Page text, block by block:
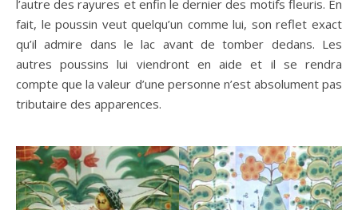
l’autre des rayures et enfin le dernier des motifs fleuris. En
fait, le poussin veut quelqu’un comme lui, son reflet exact
qu’il admire dans le lac avant de tomber dedans. Les
autres poussins lui viendront en aide et il se rendra
compte que la valeur d’une personne n’est absolument pas
tributaire des apparences.